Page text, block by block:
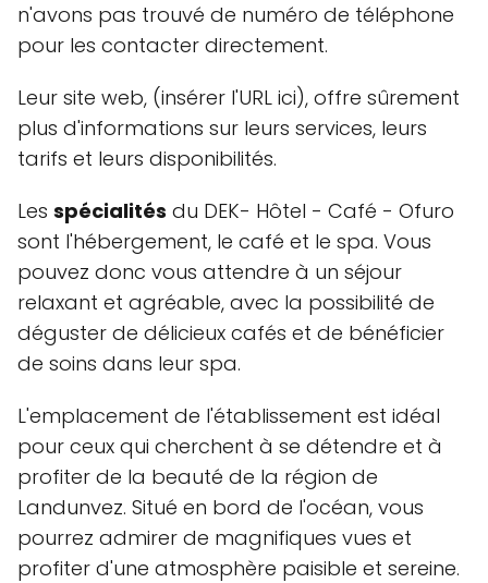
n'avons pas trouvé de numéro de téléphone
pour les contacter directement.
Leur site web, (insérer l'URL ici), offre sûrement
plus d'informations sur leurs services, leurs
tarifs et leurs disponibilités.
Les spécialités du DEK- Hôtel - Café - Ofuro
sont l'hébergement, le café et le spa. Vous
pouvez donc vous attendre à un séjour
relaxant et agréable, avec la possibilité de
déguster de délicieux cafés et de bénéficier
de soins dans leur spa.
L'emplacement de l'établissement est idéal
pour ceux qui cherchent à se détendre et à
profiter de la beauté de la région de
Landunvez. Situé en bord de l'océan, vous
pourrez admirer de magnifiques vues et
profiter d'une atmosphère paisible et sereine.